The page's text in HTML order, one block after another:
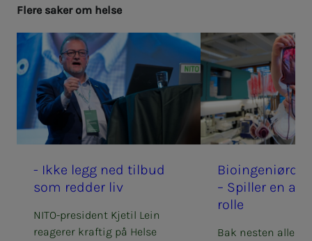
Fle­­­re sa­­­ker om helse
- Ikke legg ned til­­­­­bud
som red­­­der liv
NITO-president Kjetil Lein
reagerer kraftig på Helse
– Spil­­­ler en
rol­­­le
Bak nesten alle